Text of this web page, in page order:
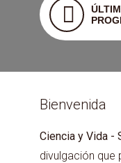
Bienvenida
Ciencia y Vida -
divulgación que